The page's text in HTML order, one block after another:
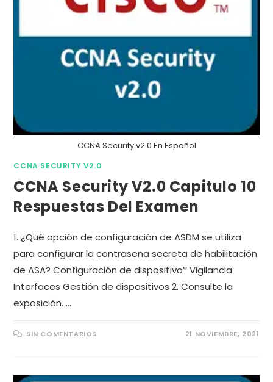
CCNA Security v2.0 En Español
CCNA SECURITY V2.0
CCNA Security V2.0 Capitulo 10
Respuestas Del Examen
1. ¿Qué opción de configuración de ASDM se utiliza
para configurar la contraseña secreta de habilitación
de ASA? Configuración de dispositivo* Vigilancia
Interfaces Gestión de dispositivos 2. Consulte la
exposición. …
SIN COMENTARIOS 21 NOVIEMBRE, 2021